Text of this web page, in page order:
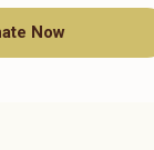
Now